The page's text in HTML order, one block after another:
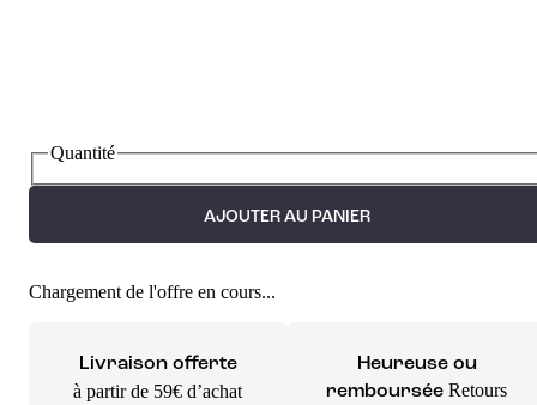
Quantité
AJOUTER AU PANIER
Chargement de l'offre en cours...
Livraison offerte
à partir de 59€ d’achat
Heureuse ou
remboursée Retours